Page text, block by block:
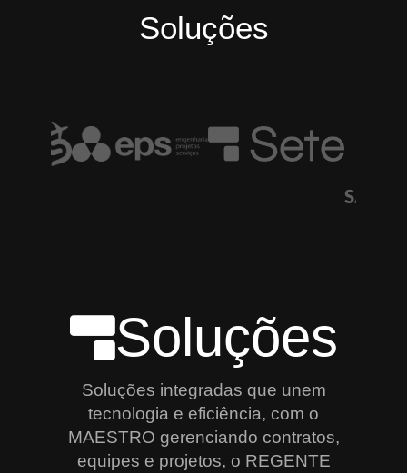
Soluções
Soluções
Soluções integradas que unem
tecnologia e eficiência, com o
MAESTRO gerenciando contratos,
equipes e projetos, o REGENTE